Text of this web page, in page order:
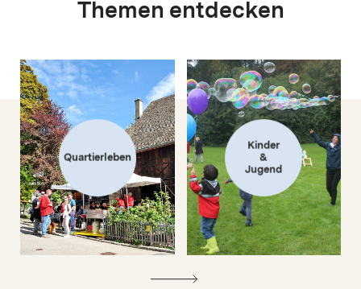
Themen entdecken
Quartierleben
Kinder
&
Jugend